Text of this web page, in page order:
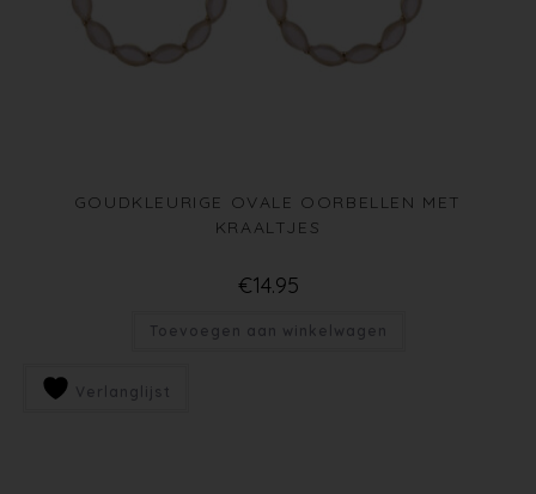
GOUDKLEURIGE OVALE OORBELLEN MET
KRAALTJES
€14.95
Toevoegen aan winkelwagen
Verlanglijst